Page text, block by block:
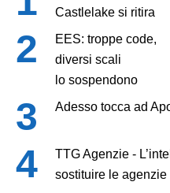
Castlelake si ritira
EES: troppe code,
diversi scali
lo sospendono
Adesso tocca ad
TTG Agenzie -
sostituire le